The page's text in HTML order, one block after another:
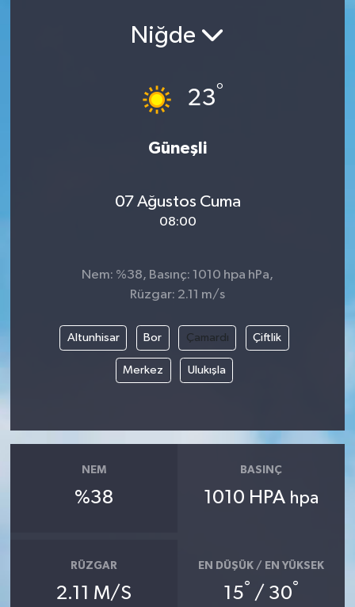
Niğde
23°
Güneşli
07 Ağustos Cuma
08:00
Nem: %38, Basınç: 1010 hpa hPa,
Rüzgar: 2.11 m/s
Altunhisar Bor Çamardı Çiftlik
Merkez Ulukışla
NEM
%38
BASINÇ
1010 HPA hpa
RÜZGAR
2.11 M/S
EN DÜŞÜK / EN YÜKSEK
15° / 30°